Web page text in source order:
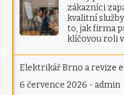
zákazníci
kvalitní
to, jak firma
klíčovou roli
Elektrikář Brno a revize
6 července 2026 - admin